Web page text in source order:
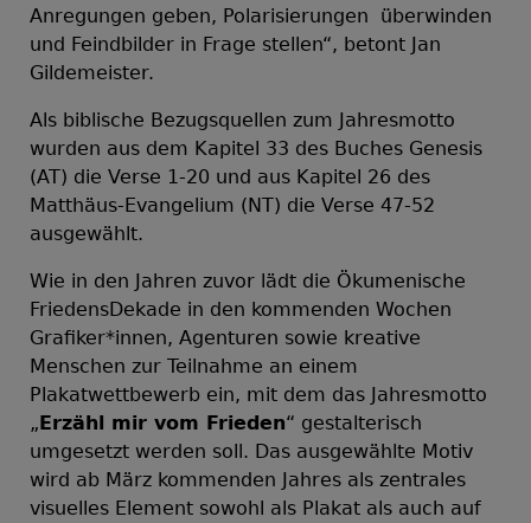
Anregungen geben, Polarisierungen überwinden
und Feindbilder in Frage stellen“, betont Jan
Gildemeister.
Als biblische Bezugsquellen zum Jahresmotto
wurden aus dem Kapitel 33 des Buches Genesis
(AT) die Verse 1-20 und aus Kapitel 26 des
Matthäus-Evangelium (NT) die Verse 47-52
ausgewählt.
Wie in den Jahren zuvor lädt die Ökumenische
FriedensDekade in den kommenden Wochen
Grafiker*innen, Agenturen sowie kreative
Menschen zur Teilnahme an einem
Plakatwettbewerb ein, mit dem das Jahresmotto
„Erzähl mir vom Frieden“ gestalterisch
umgesetzt werden soll. Das ausgewählte Motiv
wird ab März kommenden Jahres als zentrales
visuelles Element sowohl als Plakat als auch auf